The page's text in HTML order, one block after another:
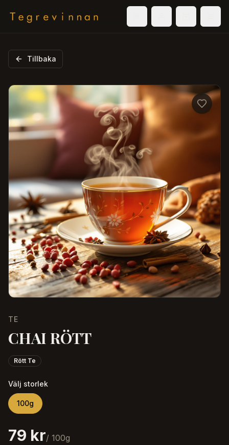
Tillbaka
TE
CHAI RÖTT
Rött Te
Välj storlek
100g
79 kr/ 100g